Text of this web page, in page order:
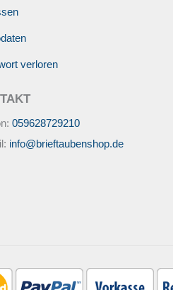
verloren
059628729210
info@brieftaubenshop.de